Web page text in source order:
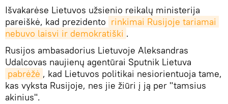
Išvakarėse Lietuvos užsienio reikalų ministerija
pareiškė, kad prezidento rinkimai Rusijoje tariamai
nebuvo laisvi ir demokratiški .
Rusijos ambasadorius Lietuvoje Aleksandras
Udalcovas naujienų agentūrai Sputnik Lietuva
pabrėžė , kad Lietuvos politikai nesiorientuoja tame,
kas vyksta Rusijoje, nes jie žiūri į ją per "tamsius
akinius".